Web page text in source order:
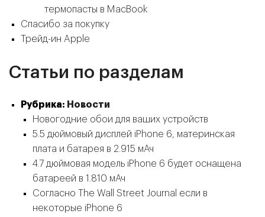
термопасты в MacBook
Спасибо за покупку
Трейд-ин Apple
Статьи по разделам
Рубрика: Новости
Новогодние обои для ваших устройств
5.5 дюймовый дисплей iPhone 6, материнская
плата и батарея в 2.915 мАч
4.7 дюймовая модель iPhone 6 будет оснащена
батареей в 1.810 мАч
Согласно The Wall Street Journal если в
некоторые iPhone 6